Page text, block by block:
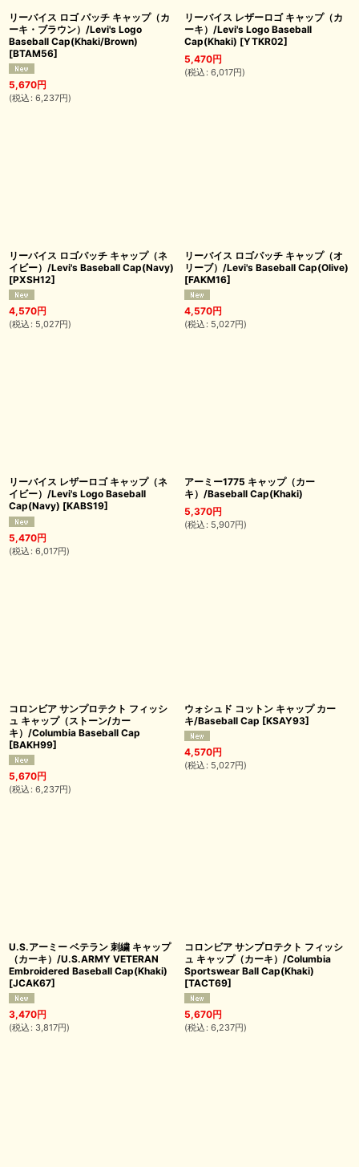
リーバイス ロゴ パッチ キャップ（カ
ーキ・ブラウン）/Levi's Logo
Baseball Cap(Khaki/Brown)
[BTAM56]
5,670円
(税込 : 6,237円)
リーバイス レザーロゴ キャップ（カ
ーキ）/Levi's Logo Baseball
Cap(Khaki) [YTKR02]
5,470円
(税込 : 6,017円)
リーバイス ロゴパッチ キャップ（ネ
イビー）/Levi's Baseball Cap(Navy)
[PXSH12]
4,570円
(税込 : 5,027円)
リーバイス ロゴパッチ キャップ（オ
リーブ）/Levi's Baseball Cap(Olive)
[FAKM16]
4,570円
(税込 : 5,027円)
リーバイス レザーロゴ キャップ（ネ
イビー）/Levi's Logo Baseball
Cap(Navy) [KABS19]
5,470円
(税込 : 6,017円)
アーミー1775 キャップ（カー
キ）/Baseball Cap(Khaki)
5,370円
(税込 : 5,907円)
コロンビア サンプロテクト フィッシ
ュ キャップ（ストーン/カー
キ）/Columbia Baseball Cap
[BAKH99]
5,670円
(税込 : 6,237円)
ウォシュド コットン キャップ カー
キ/Baseball Cap [KSAY93]
4,570円
(税込 : 5,027円)
U.S.アーミー ベテラン 刺繍 キャップ
（カーキ）/U.S.ARMY VETERAN
Embroidered Baseball Cap(Khaki)
[JCAK67]
3,470円
(税込 : 3,817円)
コロンビア サンプロテクト フィッシ
ュ キャップ（カーキ）/Columbia
Sportswear Ball Cap(Khaki)
[TACT69]
5,670円
(税込 : 6,237円)